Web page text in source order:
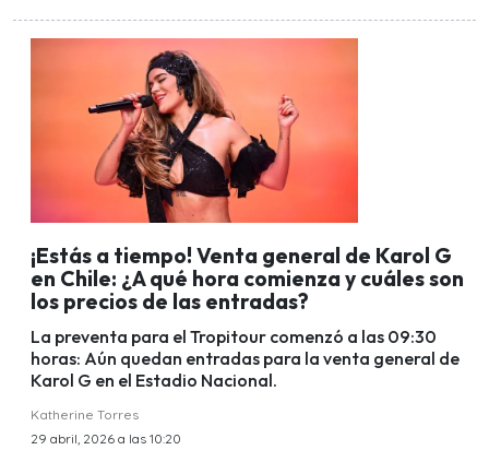
¡Estás a tiempo! Venta general de Karol G
en Chile: ¿A qué hora comienza y cuáles son
los precios de las entradas?
La preventa para el Tropitour comenzó a las 09:30
horas: Aún quedan entradas para la venta general de
Karol G en el Estadio Nacional.
Katherine Torres
29 abril, 2026 a las 10:20